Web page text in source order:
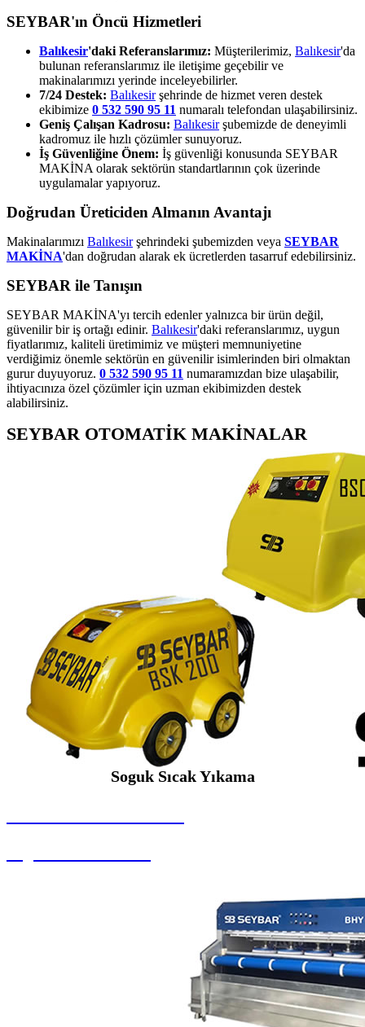
SEYBAR'ın Öncü Hizmetleri
Balıkesir'daki Referanslarımız: Müşterilerimiz, Balıkesir'da
bulunan referanslarımız ile iletişime geçebilir ve
makinalarımızı yerinde inceleyebilirler.
7/24 Destek: Balıkesirşehrinde de hizmet veren destek
ekibimize 0 532 590 95 11 numaralı telefondan ulaşabilirsiniz.
Geniş Çalışan Kadrosu: Balıkesirşubemizde de deneyimli
kadromuz ile hızlı çözümler sunuyoruz.
İş Güvenliğine Önem: İş güvenliği konusunda SEYBAR
MAKİNA olarak sektörün standartlarının çok üzerinde
uygulamalar yapıyoruz.
Doğrudan Üreticiden Almanın Avantajı
Makinalarımızı Balıkesirşehrindeki şubemizden veya SEYBAR
MAKİNA'dan doğrudan alarak ek ücretlerden tasarruf edebilirsiniz.
SEYBAR ile Tanışın
SEYBAR MAKİNA'yı tercih edenler yalnızca bir ürün değil,
güvenilir bir iş ortağı edinir. Balıkesir'daki referanslarımız, uygun
fiyatlarımız, kaliteli üretimimiz ve müşteri memnuniyetine
verdiğimiz önemle sektörün en güvenilir isimlerinden biri olmaktan
gurur duyuyoruz. 0 532 590 95 11 numaramızdan bize ulaşabilir,
ihtiyacınıza özel çözümler için uzman ekibimizden destek
alabilirsiniz.
SEYBAR OTOMATİK MAKİNALAR
Soguk Sıcak Yıkama